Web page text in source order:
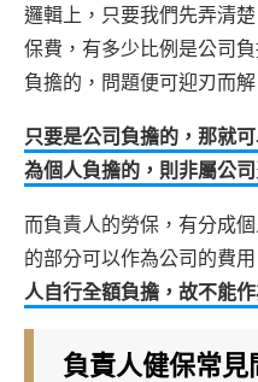
邏輯上，只要我們先弄清
保費，有多少比例是公司
負擔的，問題便可迎刃而解
只要是公司負擔的，那就
為個人負擔的，則非屬公
而負責人的勞保，有分成
的部分可以作為公司的費用
人自行全額負擔，故不能
負責人健保常見